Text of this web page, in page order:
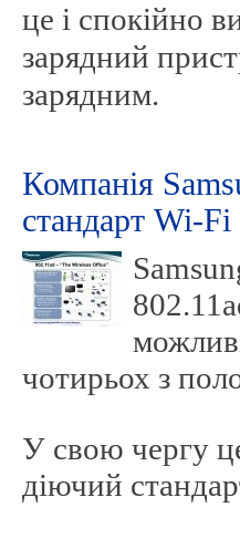
це і спокійно
зарядний
зарядним.
Компанія
стандарт Wi-Fi
чотирьох з
У свою чергу
діючий